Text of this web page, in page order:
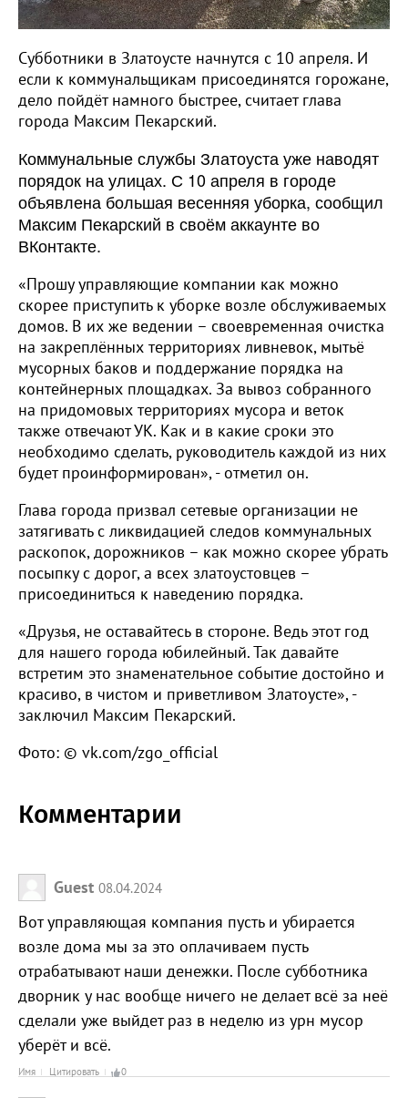
Субботники в Златоусте начнутся с 10 апреля. И
если к коммунальщикам присоединятся горожане,
дело пойдёт намного быстрее, считает глава
города Максим Пекарский.
Коммунальные службы Златоуста уже наводят
порядок на улицах. С 10 апреля в городе
объявлена большая весенняя уборка, сообщил
Максим Пекарский в своём аккаунте во
ВКонтакте.
«Прошу управляющие компании как можно
скорее приступить к уборке возле обслуживаемых
домов. В их же ведении – своевременная очистка
на закреплённых территориях ливневок, мытьё
мусорных баков и поддержание порядка на
контейнерных площадках. За вывоз собранного
на придомовых территориях мусора и веток
также отвечают УК. Как и в какие сроки это
необходимо сделать, руководитель каждой из них
будет проинформирован», - отметил он.
Глава города призвал сетевые организации не
затягивать с ликвидацией следов коммунальных
раскопок, дорожников – как можно скорее убрать
посыпку с дорог, а всех златоустовцев –
присоединиться к наведению порядка.
«Друзья, не оставайтесь в стороне. Ведь этот год
для нашего города юбилейный. Так давайте
встретим это знаменательное событие достойно и
красиво, в чистом и приветливом Златоусте», -
заключил Максим Пекарский.
Фото: © vk.com/zgo_official
Комментарии
Guest 08.04.2024
Вот управляющая компания пусть и убирается
возле дома мы за это оплачиваем пусть
отрабатывают наши денежки. После субботника
дворник у нас вообще ничего не делает всё за неё
сделали уже выйдет раз в неделю из урн мусор
уберёт и всё.
Имя Цитировать 0